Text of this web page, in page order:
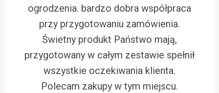
ogrodzenia. bardzo dobra współpraca
przy przygotowaniu zamówienia.
Świetny produkt Państwo mają,
przygotowany w całym zestawie spełnił
wszystkie oczekiwania klienta.
Polecam zakupy w tym miejscu.